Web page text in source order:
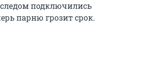
подключились
парню грозит срок.